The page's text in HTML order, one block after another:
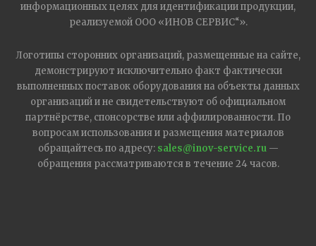
информационных целях для идентификации продукции,
реализуемой ООО «ИНОВ СЕРВИС“».
Логотипы сторонних организаций, размещенные на сайте,
демонстрируют исключительно факт фактически
выполненных поставок оборудования на объекты данных
организаций и не свидетельствуют об официальном
партнёрстве, спонсорстве или аффилированности. По
вопросам использования и размещения материалов
обращайтесь по адресу: sales@inov-service.ru—
обращения рассматриваются в течение 24 часов.